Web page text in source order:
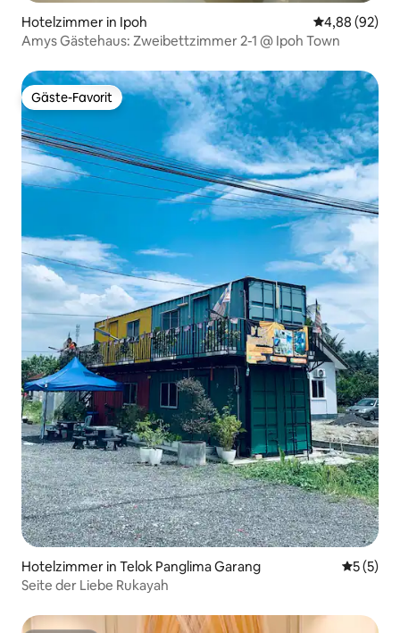
Hotelzimmer in Ipoh
4,88 (92)
Amys Gästehaus: Zweibettzimmer 2-1 @ Ipoh Town
Gäste-Favorit
Gäste-Favorit
Hotelzimmer in Telok Panglima Garang
5 (5)
Seite der Liebe Rukayah